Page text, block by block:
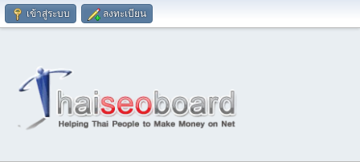
เข้าสู่ระบบ ลงทะเบียน